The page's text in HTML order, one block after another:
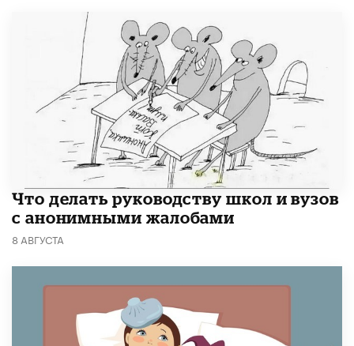
Что делать руководству школ и вузов
с анонимными жалобами
8 АВГУСТА